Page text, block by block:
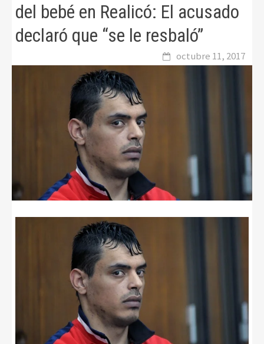
del bebé en Realicó: El acusado
declaró que “se le resbaló”
octubre 11, 2017